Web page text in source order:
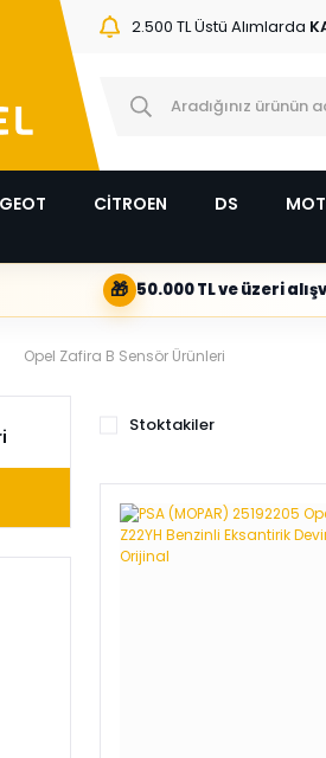
2.500 TL Üstü Alımlarda
CİTROEN DS
🎁 50.000 TL ve üzeri
Opel Zafira B Sensör Ürünleri
Stoktakiler